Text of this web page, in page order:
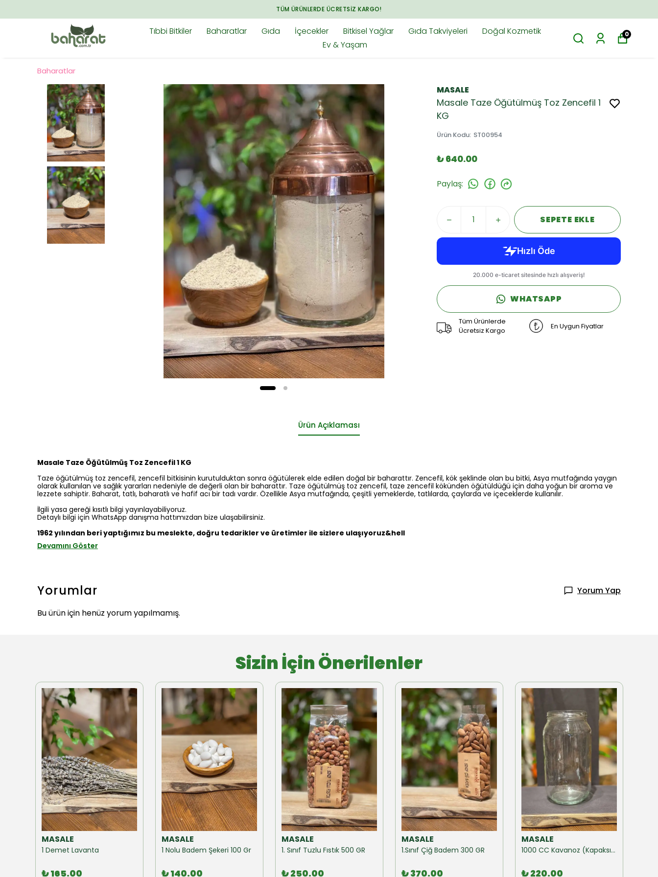
ARADIĞINIZ HER ŞEY BAHARAT.COM.TR'DE
Tıbbi Bitkiler Baharatlar Gıda İçecekler Bitkisel Yağlar Gıda Takviyeleri
Doğal Kozmetik
Ev & Yaşam
0
Baharatlar
MASALE
Masale Taze Öğütülmüş Toz Zencefil 1
KG
Ürün Kodu: ST00954
₺ 640.00
Paylaş:
SEPETE EKLE
WHATSAPP
Tüm Ürünlerde
Ücretsiz Kargo
En Uygun Fiyatlar
Ürün Açıklaması
Masale Taze Öğütülmüş Toz Zencefil 1 KG
Taze öğütülmüş toz zencefil, zencefil bitkisinin kurutulduktan sonra öğütülerek elde edilen doğal bir baharattır. Zencefil, kök şeklinde olan bu bitki, Asya mutfağında yaygın
olarak kullanılan ve sağlık yararları nedeniyle de değerli olan bir baharattır. Taze öğütülmüş toz zencefil, taze zencefil kökünden öğütüldüğü için daha yoğun bir aroma ve
lezzete sahiptir. Baharat, tatlı, baharatlı ve hafif acı bir tadı vardır. Özellikle Asya mutfağında, çeşitli yemeklerde, tatlılarda, çaylarda ve içeceklerde kullanılır.
İlgili yasa gereği kısıtlı bilgi yayınlayabiliyoruz.
Detaylı bilgi için WhatsApp danışma hattımızdan bize ulaşabilirsiniz.
1962 yılından beri yaptığımız bu meslekte, doğru tedarikler ve üretimler ile sizlere ulaşıyoruz&hell
Devamını Göster
Yorumlar
Yorum Yap
Bu ürün için henüz yorum yapılmamış.
Sizin İçin Önerilenler
MASALE
1 Demet Lavanta
₺ 165.00
MASALE
1 Nolu Badem Şekeri 100 Gr
₺ 140.00
MASALE
1. Sınıf Tuzlu Fıstık 500 GR
₺ 250.00
MASALE
1.Sınıf Çiğ Badem 300 GR
₺ 370.00
MASALE
1000 CC Kavanoz (Kapaksız) 10 Adet
₺ 220.00